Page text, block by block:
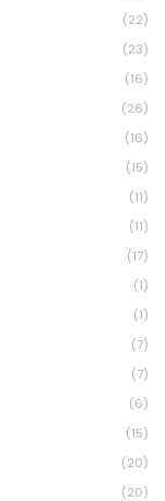
(22)
(23)
(16)
(26)
(16)
(15)
(11)
(11)
(17)
(1)
(1)
(7)
(7)
(6)
(15)
(20)
(20)